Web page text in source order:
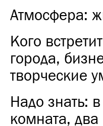
Атмосфера:
Кого
города,
творческие
Надо знать:
комната,